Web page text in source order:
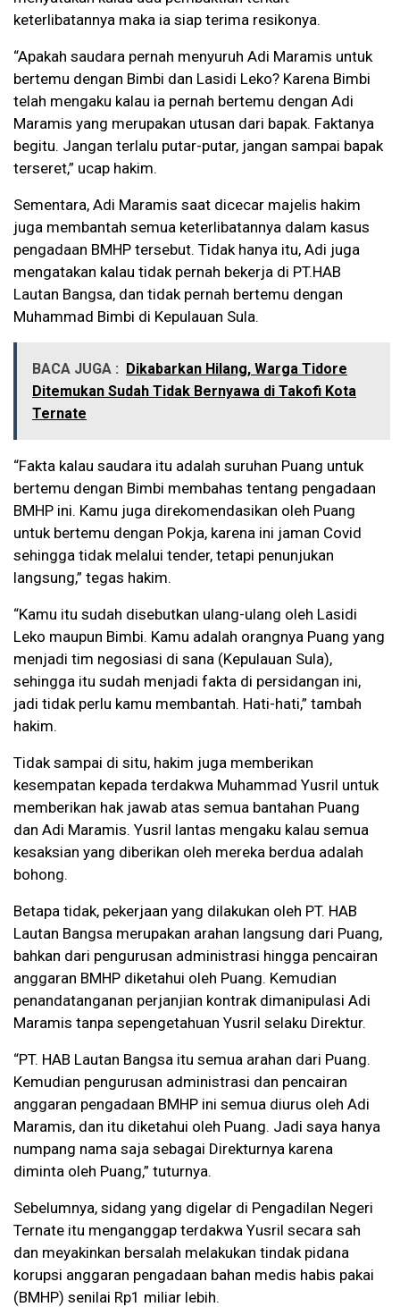
keterlibatannya maka ia siap terima resikonya.
“Apakah saudara pernah menyuruh Adi Maramis untuk
bertemu dengan Bimbi dan Lasidi Leko? Karena Bimbi
telah mengaku kalau ia pernah bertemu dengan Adi
Maramis yang merupakan utusan dari bapak. Faktanya
begitu. Jangan terlalu putar-putar, jangan sampai bapak
terseret,” ucap hakim.
Sementara, Adi Maramis saat dicecar majelis hakim
juga membantah semua keterlibatannya dalam kasus
pengadaan BMHP tersebut. Tidak hanya itu, Adi juga
mengatakan kalau tidak pernah bekerja di PT.HAB
Lautan Bangsa, dan tidak pernah bertemu dengan
Muhammad Bimbi di Kepulauan Sula.
BACA JUGA : Dikabarkan Hilang, Warga Tidore
Ditemukan Sudah Tidak Bernyawa di Takofi Kota
Ternate
“Fakta kalau saudara itu adalah suruhan Puang untuk
bertemu dengan Bimbi membahas tentang pengadaan
BMHP ini. Kamu juga direkomendasikan oleh Puang
untuk bertemu dengan Pokja, karena ini jaman Covid
sehingga tidak melalui tender, tetapi penunjukan
langsung,” tegas hakim.
“Kamu itu sudah disebutkan ulang-ulang oleh Lasidi
Leko maupun Bimbi. Kamu adalah orangnya Puang yang
menjadi tim negosiasi di sana (Kepulauan Sula),
sehingga itu sudah menjadi fakta di persidangan ini,
jadi tidak perlu kamu membantah. Hati-hati,” tambah
hakim.
Tidak sampai di situ, hakim juga memberikan
kesempatan kepada terdakwa Muhammad Yusril untuk
memberikan hak jawab atas semua bantahan Puang
dan Adi Maramis. Yusril lantas mengaku kalau semua
kesaksian yang diberikan oleh mereka berdua adalah
bohong.
Betapa tidak, pekerjaan yang dilakukan oleh PT. HAB
Lautan Bangsa merupakan arahan langsung dari Puang,
bahkan dari pengurusan administrasi hingga pencairan
anggaran BMHP diketahui oleh Puang. Kemudian
penandatanganan perjanjian kontrak dimanipulasi Adi
Maramis tanpa sepengetahuan Yusril selaku Direktur.
“PT. HAB Lautan Bangsa itu semua arahan dari Puang.
Kemudian pengurusan administrasi dan pencairan
anggaran pengadaan BMHP ini semua diurus oleh Adi
Maramis, dan itu diketahui oleh Puang. Jadi saya hanya
numpang nama saja sebagai Direkturnya karena
diminta oleh Puang,” tuturnya.
Sebelumnya, sidang yang digelar di Pengadilan Negeri
Ternate itu menganggap terdakwa Yusril secara sah
dan meyakinkan bersalah melakukan tindak pidana
korupsi anggaran pengadaan bahan medis habis pakai
(BMHP) senilai Rp1 miliar lebih.